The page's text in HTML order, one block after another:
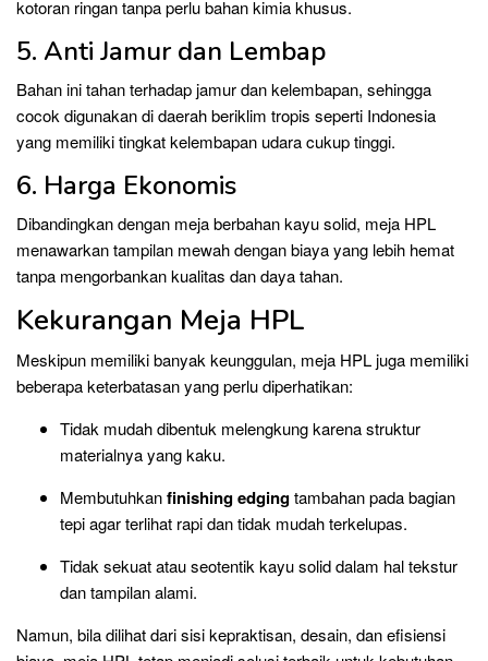
kotoran ringan tanpa perlu bahan kimia khusus.
5. Anti Jamur dan Lembap
Bahan ini tahan terhadap jamur dan kelembapan, sehingga
cocok digunakan di daerah beriklim tropis seperti Indonesia
yang memiliki tingkat kelembapan udara cukup tinggi.
6. Harga Ekonomis
Dibandingkan dengan meja berbahan kayu solid, meja HPL
menawarkan tampilan mewah dengan biaya yang lebih hemat
tanpa mengorbankan kualitas dan daya tahan.
Kekurangan Meja HPL
Meskipun memiliki banyak keunggulan, meja HPL juga memiliki
beberapa keterbatasan yang perlu diperhatikan:
Tidak mudah dibentuk melengkung karena struktur
materialnya yang kaku.
Membutuhkanfinishing edgingtambahan pada bagian
tepi agar terlihat rapi dan tidak mudah terkelupas.
Tidak sekuat atau seotentik kayu solid dalam hal tekstur
dan tampilan alami.
Namun, bila dilihat dari sisi kepraktisan, desain, dan efisiensi